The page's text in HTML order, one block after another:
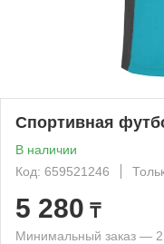
Спортивная
В наличии
Код: 659521246
5 280 ₸
Минимальный заказ — 2